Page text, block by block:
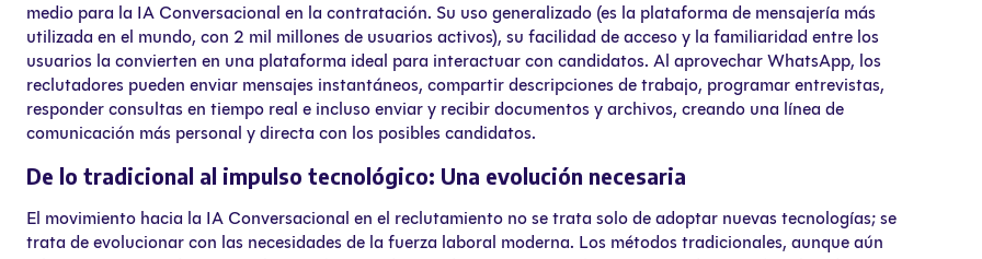
medio para la IA Conversacional en la contratación. Su uso generalizado (es la plataforma de mensajería más
utilizada en el mundo, con 2 mil millones de usuarios activos), su facilidad de acceso y la familiaridad entre los
usuarios la convierten en una plataforma ideal para interactuar con candidatos. Al aprovechar WhatsApp, los
reclutadores pueden enviar mensajes instantáneos, compartir descripciones de trabajo, programar entrevistas,
responder consultas en tiempo real e incluso enviar y recibir documentos y archivos, creando una línea de
comunicación más personal y directa con los posibles candidatos.
De lo tradicional al impulso tecnológico: Una evolución necesaria
El movimiento hacia la IA Conversacional en el reclutamiento no se trata solo de adoptar nuevas tecnologías; se
trata de evolucionar con las necesidades de la fuerza laboral moderna. Los métodos tradicionales, aunque aún